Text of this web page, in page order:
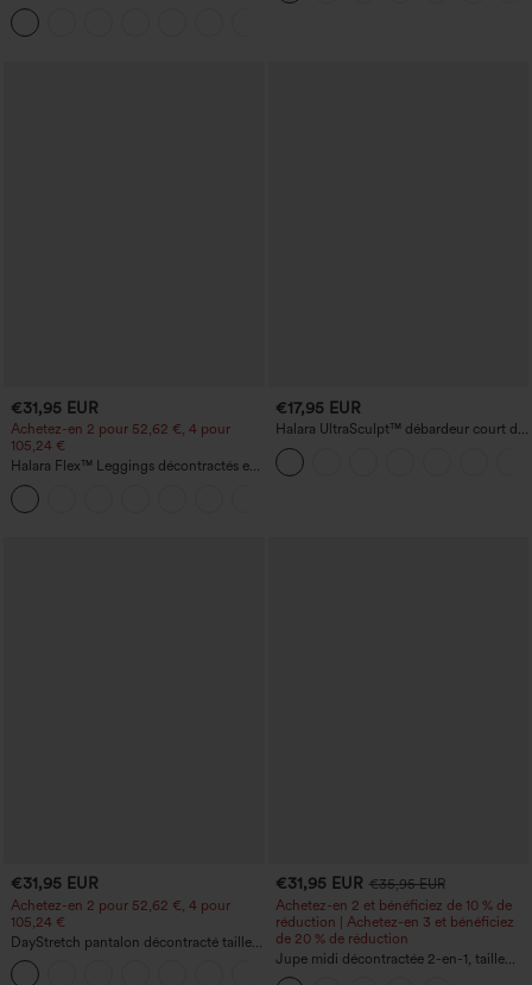
denim lavé à encolure en V avec poche
haut-bas, séchage rapide, soutien-gorge
€31,95 EUR
Achetez-en 2 pour 52,62 €, 4 pour
105,24 €
Halara Flex™ Leggings décontractés en
jean à taille haute avec poches
€17,95 EUR
Halara UltraSculpt™ débardeur court de
yoga dos nu torsadé à bretelles doubles
€31,95 EUR
Achetez-en 2 pour 52,62 €, 4 pour
105,24 €
DayStretch pantalon décontracté taille
haute à jambe en forme de tonneau
avec poches
€31,95 EUR €35,95 EUR
Achetez-en 2 et bénéficiez de 10 % de
réduction | Achetez-en 3 et bénéficiez
de 20 % de réduction
Jupe midi décontractée 2-en-1, taille
haute à effet gainant, froncée avec